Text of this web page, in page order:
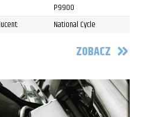
P9900
National Cycle
ZOBACZ